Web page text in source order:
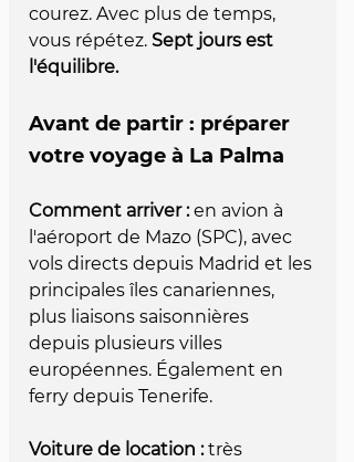
courez. Avec plus de temps,
vous répétez. Sept jours est
l'équilibre.
Avant de partir : préparer
votre voyage à La Palma
Comment arriver : en avion à
l'aéroport de Mazo (SPC), avec
vols directs depuis Madrid et les
principales îles canariennes,
plus liaisons saisonnières
depuis plusieurs villes
européennes. Également en
ferry depuis Tenerife.
Voiture de location : très